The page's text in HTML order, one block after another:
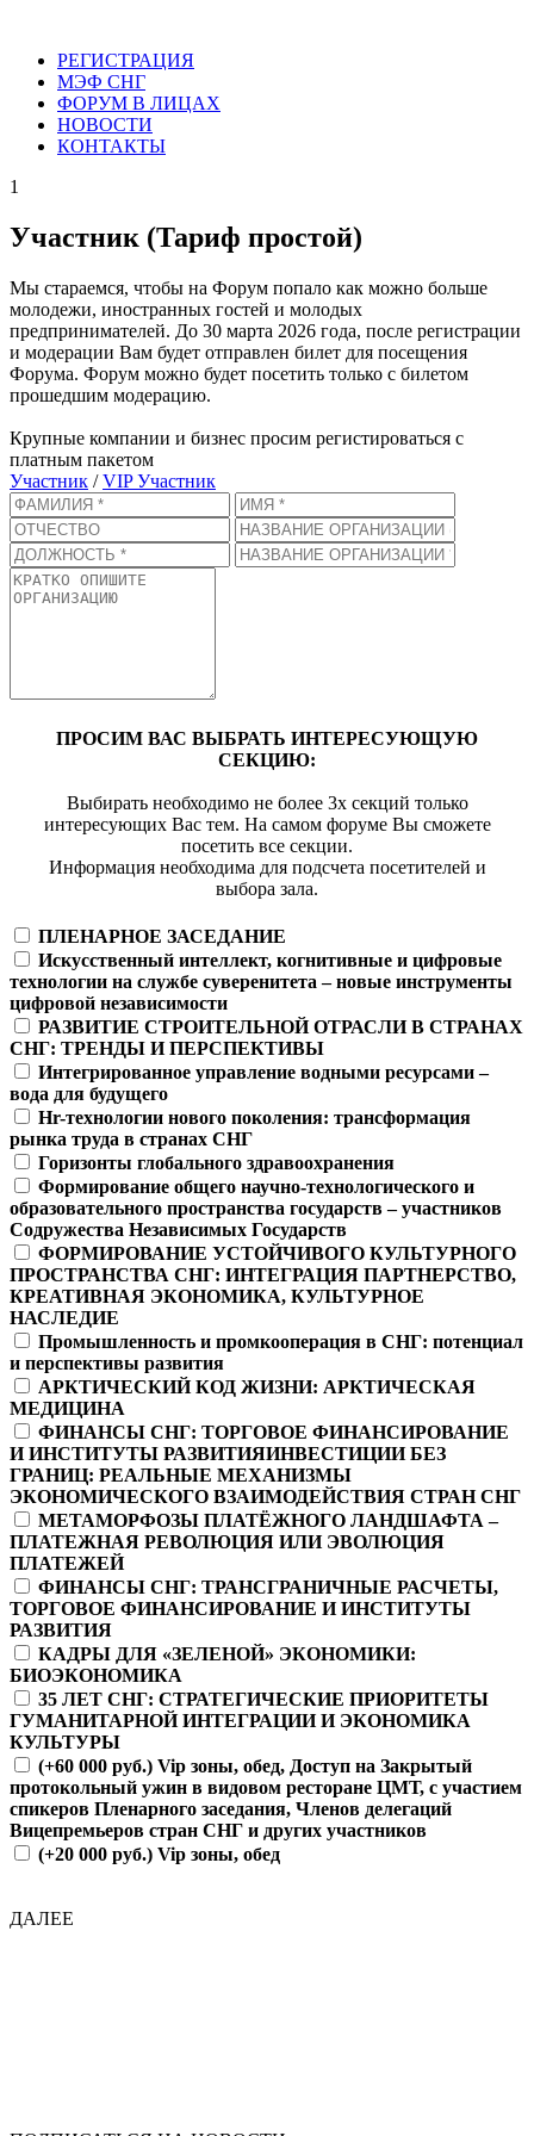
РЕГИСТРАЦИЯ
МЭФ СНГ
ФОРУМ В ЛИЦАХ
НОВОСТИ
КОНТАКТЫ
1
Участник (Тариф простой)
Мы стараемся, чтобы на Форум попало как можно больше
молодежи, иностранных гостей и молодых
предпринимателей. До 30 марта 2026 года, после регистрации
и модерации Вам будет отправлен билет для посещения
Форума. Форум можно будет посетить только с билетом
прошедшим модерацию.
Крупные компании и бизнес просим регистироваться с
платным пакетом
Участник /VIP Участник
ПРОСИМ ВАС ВЫБРАТЬ ИНТЕРЕСУЮЩУЮ
СЕКЦИЮ:
Выбирать необходимо не более 3х секций только
интересующих Вас тем. На самом форуме Вы сможете
посетить все секции.
Информация необходима для подсчета посетителей и
выбора зала.
ПЛЕНАРНОЕ ЗАСЕДАНИЕ
Искусственный интеллект, когнитивные и цифровые
технологии на службе суверенитета – новые инструменты
цифровой независимости
РАЗВИТИЕ СТРОИТЕЛЬНОЙ ОТРАСЛИ В СТРАНАХ
СНГ: ТРЕНДЫ И ПЕРСПЕКТИВЫ
Интегрированное управление водными ресурсами –
вода для будущего
Hr-технологии нового поколения: трансформация
рынка труда в странах СНГ
Горизонты глобального здравоохранения
Формирование общего научно-технологического и
образовательного пространства государств – участников
Содружества Независимых Государств
ФОРМИРОВАНИЕ УСТОЙЧИВОГО КУЛЬТУРНОГО
ПРОСТРАНСТВА СНГ: ИНТЕГРАЦИЯ ПАРТНЕРСТВО,
КРЕАТИВНАЯ ЭКОНОМИКА, КУЛЬТУРНОЕ
НАСЛЕДИЕ
Промышленность и промкооперация в СНГ: потенциал
и перспективы развития
АРКТИЧЕСКИЙ КОД ЖИЗНИ: АРКТИЧЕСКАЯ
МЕДИЦИНА
ФИНАНСЫ СНГ: ТОРГОВОЕ ФИНАНСИРОВАНИЕ
И ИНСТИТУТЫ РАЗВИТИЯИНВЕСТИЦИИ БЕЗ
ГРАНИЦ: РЕАЛЬНЫЕ МЕХАНИЗМЫ
ЭКОНОМИЧЕСКОГО ВЗАИМОДЕЙСТВИЯ СТРАН СНГ
МЕТАМОРФОЗЫ ПЛАТЁЖНОГО ЛАНДШАФТА –
ПЛАТЕЖНАЯ РЕВОЛЮЦИЯ ИЛИ ЭВОЛЮЦИЯ
ПЛАТЕЖЕЙ
ФИНАНСЫ СНГ: ТРАНСГРАНИЧНЫЕ РАСЧЕТЫ,
ТОРГОВОЕ ФИНАНСИРОВАНИЕ И ИНСТИТУТЫ
РАЗВИТИЯ
КАДРЫ ДЛЯ «ЗЕЛЕНОЙ» ЭКОНОМИКИ:
БИОЭКОНОМИКА
35 ЛЕТ СНГ: СТРАТЕГИЧЕСКИЕ ПРИОРИТЕТЫ
ГУМАНИТАРНОЙ ИНТЕГРАЦИИ И ЭКОНОМИКА
КУЛЬТУРЫ
(+60 000 руб.) Vip зоны, обед, Доступ на Закрытый
протокольный ужин в видовом ресторане ЦМТ, с участием
спикеров Пленарного заседания, Членов делегаций
Вицепремьеров стран СНГ и других участников
(+20 000 руб.) Vip зоны, обед
ДАЛЕЕ